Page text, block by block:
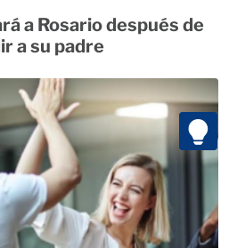
a Rosario después de
a su padre